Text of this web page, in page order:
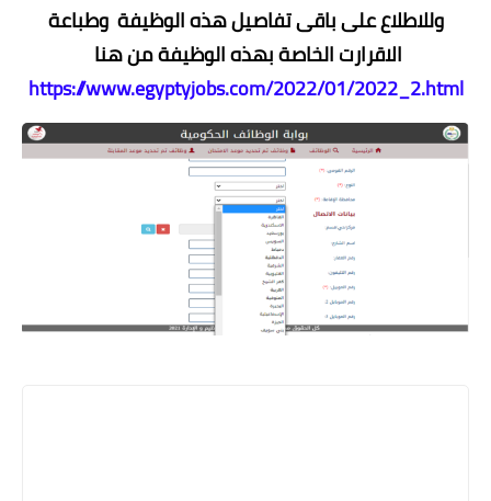
وللاطلاع على باقى تفاصيل هذه الوظيفة وطباعة
الاقرارت الخاصة بهذه الوظيفة من هنا
https://www.egyptyjobs.com/2022/01/2022_2.html